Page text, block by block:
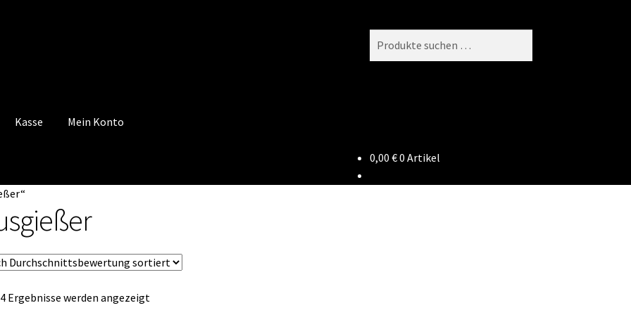
Kasse Mein Konto
0,00 €0 Artikel
Ergebnisse werden angezeigtNach